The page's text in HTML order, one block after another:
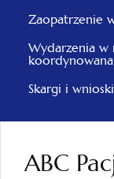
Zaopatrzenie
Wydarzenia w
Skargi i wnioski
ABC